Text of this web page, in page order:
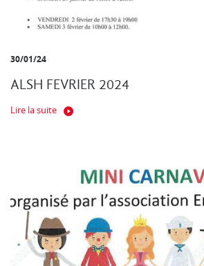
30/01/24
ALSH FEVRIER 2024
Lire la suite